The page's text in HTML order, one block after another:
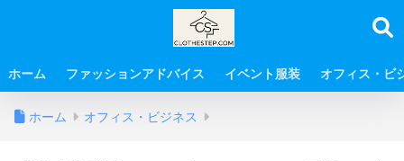
ホーム ファッションアドバイス イベント服装 オフィス・ビ
ホーム オフィス・ビジネス